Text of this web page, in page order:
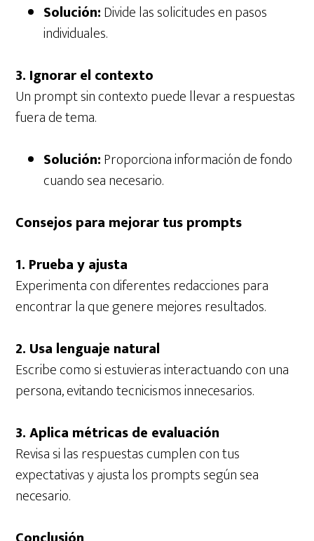
Solución:Divide las solicitudes en pasos
individuales.
3. Ignorar el contexto
Un prompt sin contexto puede llevar a respuestas
fuera de tema.
Solución:Proporciona información de fondo
cuando sea necesario.
Consejos para mejorar tus prompts
1. Prueba y ajusta
Experimenta con diferentes redacciones para
encontrar la que genere mejores resultados.
2. Usa lenguaje natural
Escribe como si estuvieras interactuando con una
persona, evitando tecnicismos innecesarios.
3. Aplica métricas de evaluación
Revisa si las respuestas cumplen con tus
expectativas y ajusta los prompts según sea
necesario.